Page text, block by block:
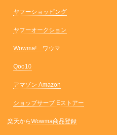
ヤフーショッピング
ヤフーオークション
Wowma! ワウマ
Qoo10
アマゾン Amazon
ショップサーブ Eストアー
楽天からWowma商品登録